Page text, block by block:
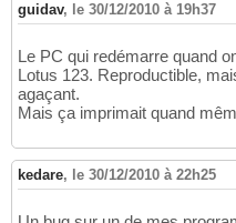
guidav, le 30/12/2010 à 19h37
Le PC qui redémarre quand
Lotus 123. Reproductible,
agaçant.
Mais ça imprimait quand
kedare, le 30/12/2010 à 22h25